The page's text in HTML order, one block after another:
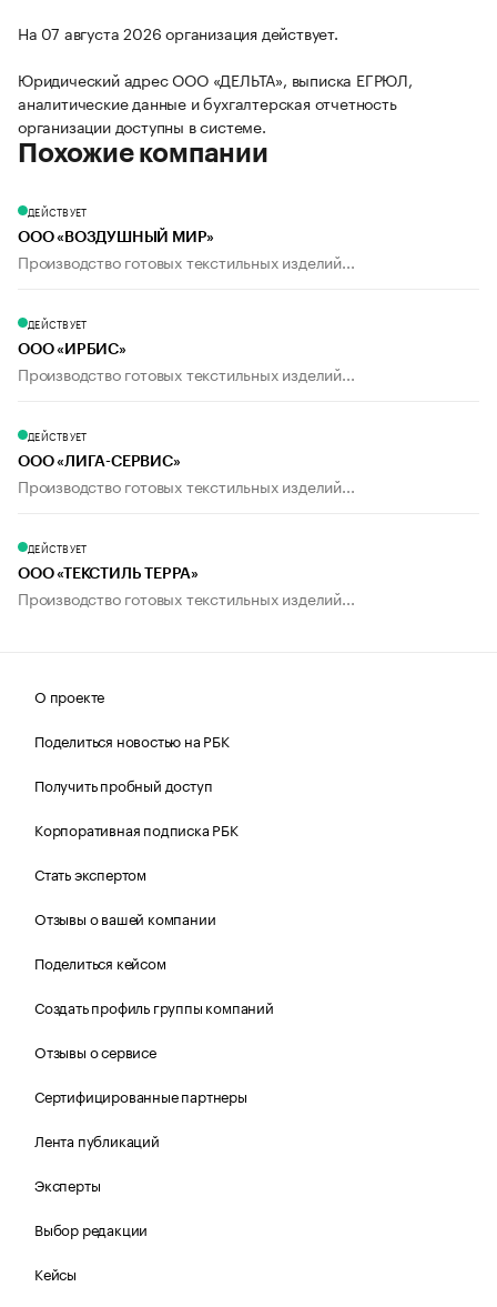
На 07 августа 2026 организация действует.
Юридический адрес ООО «ДЕЛЬТА», выписка ЕГРЮЛ,
аналитические данные и бухгалтерская отчетность
организации доступны в системе.
Похожие компании
ДЕЙСТВУЕТ
ООО «ВОЗДУШНЫЙ МИР»
Производство готовых текстильных изделий...
ДЕЙСТВУЕТ
ООО «ИРБИС»
Производство готовых текстильных изделий...
ДЕЙСТВУЕТ
ООО «ЛИГА-СЕРВИС»
Производство готовых текстильных изделий...
ДЕЙСТВУЕТ
ООО «ТЕКСТИЛЬ ТЕРРА»
Производство готовых текстильных изделий...
О проекте
Поделиться новостью на РБК
Получить пробный доступ
Корпоративная подписка РБК
Стать экспертом
Отзывы о вашей компании
Поделиться кейсом
Создать профиль группы компаний
Отзывы о сервисе
Сертифицированные партнеры
Лента публикаций
Эксперты
Выбор редакции
Кейсы